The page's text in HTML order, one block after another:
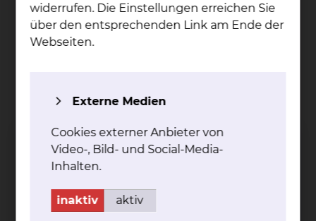
Mi­cha­el De­mi­dow
Fichtengrund 1, 38126 Braunschweig
Tel.:+49 531 595 2260
widerrufen. Die Einstellungen erreichen Sie
über den entsprechenden Link am Ende der
Webseiten.
Externe Medien
Cookies externer Anbieter von
Video-, Bild- und Social-Media-
Inhalten.
inaktiv aktiv